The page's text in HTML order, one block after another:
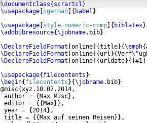
\documentclass{ scrartcl }
\usepackage ngerman { babel }
\usepackage style=numeric-comp { biblatex}
\addbibresource{\jobname.bib}
\DeclareFieldFormat online {title}{\emph{
\DeclareFieldFormat online { url }{Verf\"
\DeclareFieldFormat online { urldate}{[ #1
\usepackage{ filecontents }
\begin{ filecontents }{\jobname.bib}
@misc{xyz.10.07.2014,
author = { Max Misc} ,
editor = {{ Max}} ,
year = {2014} ,
title = {{ Max auf seinen Reisen}} ,